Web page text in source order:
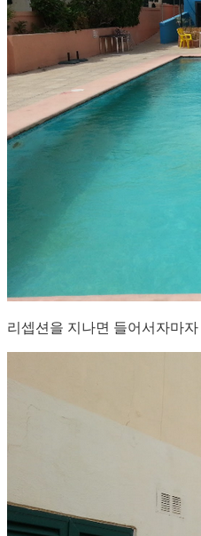
리셉션을 지나면 들어서자마